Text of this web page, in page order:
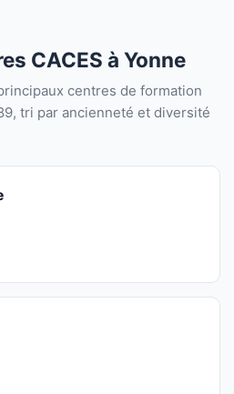
CACES à Yonne
centres de formation
tri par ancienneté et diversité